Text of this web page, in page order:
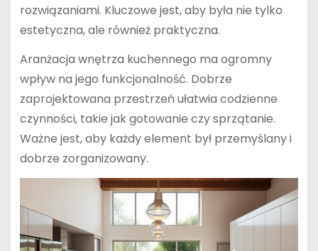
rozwiązaniami. Kluczowe jest, aby była nie tylko
estetyczna, ale również praktyczna.
Aranżacja wnętrza kuchennego ma ogromny
wpływ na jego funkcjonalność. Dobrze
zaprojektowana przestrzeń ułatwia codzienne
czynności, takie jak gotowanie czy sprzątanie.
Ważne jest, aby każdy element był przemyślany i
dobrze zorganizowany.